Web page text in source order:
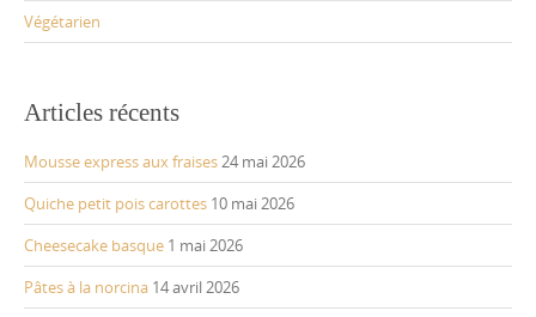
Végétarien
Articles récents
Mousse express aux fraises24 mai 2026
Quiche petit pois carottes 10 mai 2026
Cheesecake basque 1 mai 2026
Pâtes à la norcina 14 avril 2026